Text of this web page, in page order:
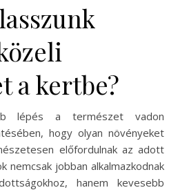
a kertbe?
lépés a természet vadon
hogy olyan növényeket
előfordulnak az adott
nemcsak jobban alkalmazkodnak
hanem kevesebb